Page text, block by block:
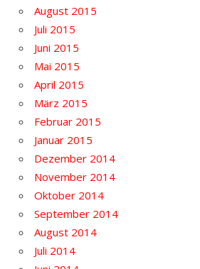
August 2015
Juli 2015
Juni 2015
Mai 2015
April 2015
März 2015
Februar 2015
Januar 2015
Dezember 2014
November 2014
Oktober 2014
September 2014
August 2014
Juli 2014